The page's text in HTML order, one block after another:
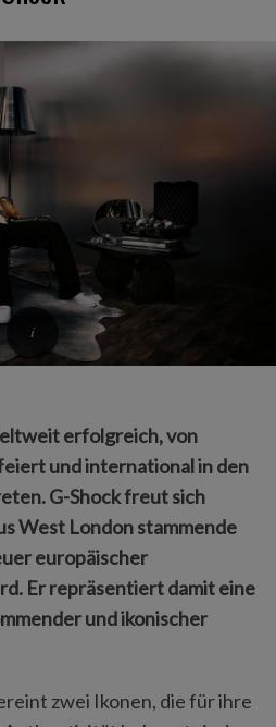
erfolgreich, von
und international in den
G-Shock freut sich
West London stammende
europäischer
Er repräsentiert damit eine
und ikonischer
zwei Ikonen, die für ihre